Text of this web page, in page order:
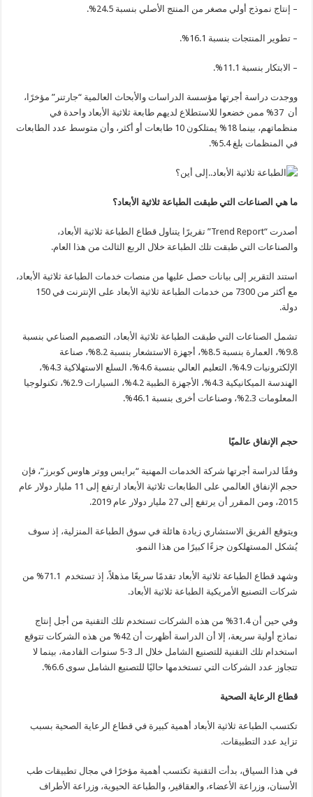
– إنتاج نموذج أولي مصغر من المنتج الأصلي بنسبة 24.5%.
– تطوير المنتجات بنسبة 16.1%.
– الابتكار بنسبة 11.1%.
ووجدت دراسة أجرتها مؤسسة الدراسات والأبحاث العالمية “جارتنر” مؤخرًا،
أن 37% ممن خضعوا للاستطلاع لديهم طابعة ثلاثية الأبعاد واحدة في
منظماتهم، بينما 18% يمتلكون 10 طابعات أو أكثر، وأن متوسط عدد الطابعات
في المنظمات بلغ 5.4%.
ما هي الصناعات التي طبقت الطباعة ثلاثية الأبعاد؟
أصدرت “Trend Report” تقريرًا يتناول قطاع الطباعة ثلاثية الأبعاد،
والصناعات التي طبقت تلك الطباعة خلال الربع الثالث من هذا العام.
استند التقرير إلى بيانات حصل عليها من منصات خدمات الطباعة ثلاثية الأبعاد،
مع أكثر من 7300 من خدمات الطباعة ثلاثية الأبعاد على الإنترنت في 150
دولة.
تشمل الصناعات التي طبقت الطباعة ثلاثية الأبعاد، التصميم الصناعي بنسبة
9.8%، العمارة بنسبة 8.5%، أجهزة الاستشعار بنسبة 8.2%، صناعة
الإلكترونيات 4.9%، التعليم العالي بنسبة 4.6%، السلع الاستهلاكية 4.3%،
الهندسة الميكانيكية 4.3%، الأجهزة الطبية 4.2%، السيارات 2.9%، تكنولوجيا
المعلومات 2.3%، وصناعات أخرى بنسبة 46.1%.
حجم الإنفاق عالميًا
وفقًا لدراسة أجرتها شركة الخدمات المهنية “برايس ووتر هاوس كوبرز”، فإن
حجم الإنفاق العالمي على الطابعات ثلاثية الأبعاد ارتفع إلى 11 مليار دولار عام
2015، ومن المقرر أن يرتفع إلى 27 مليار دولار عام 2019.
ويتوقع الفريق الاستشاري زيادة هائلة في سوق الطباعة المنزلية، إذ سوف
يُشكل المستهلكون جزءًا كبيرًا من هذا النمو.
وشهد قطاع الطباعة ثلاثية الأبعاد تقدمًا سريعًا مذهلاً، إذ تستخدم 71.1% من
شركات التصنيع الأمريكية الطباعة ثلاثية الأبعاد.
وفي حين أن 31.4% من هذه الشركات تستخدم تلك التقنية من أجل إنتاج
نماذج أولية سريعة، إلا أن الدراسة أظهرت أن 42% من هذه الشركات تتوقع
استخدام تلك التقنية للتصنيع الشامل خلال الـ 3-5 سنوات القادمة، بينما لا
تتجاوز عدد الشركات التي تستخدمها حاليًا للتصنيع الشامل سوى 6.6%.
قطاع الرعاية الصحية
تكتسب الطباعة ثلاثية الأبعاد أهمية كبيرة في قطاع الرعاية الصحية بسبب
تزايد عدد التطبيقات.
في هذا السياق، بدأت التقنية تكتسب أهمية مؤخرًا في مجال تطبيقات طب
الأسنان، وزراعة الأعضاء، والعقاقير، والطباعة الحيوية، وزراعة الأطراف